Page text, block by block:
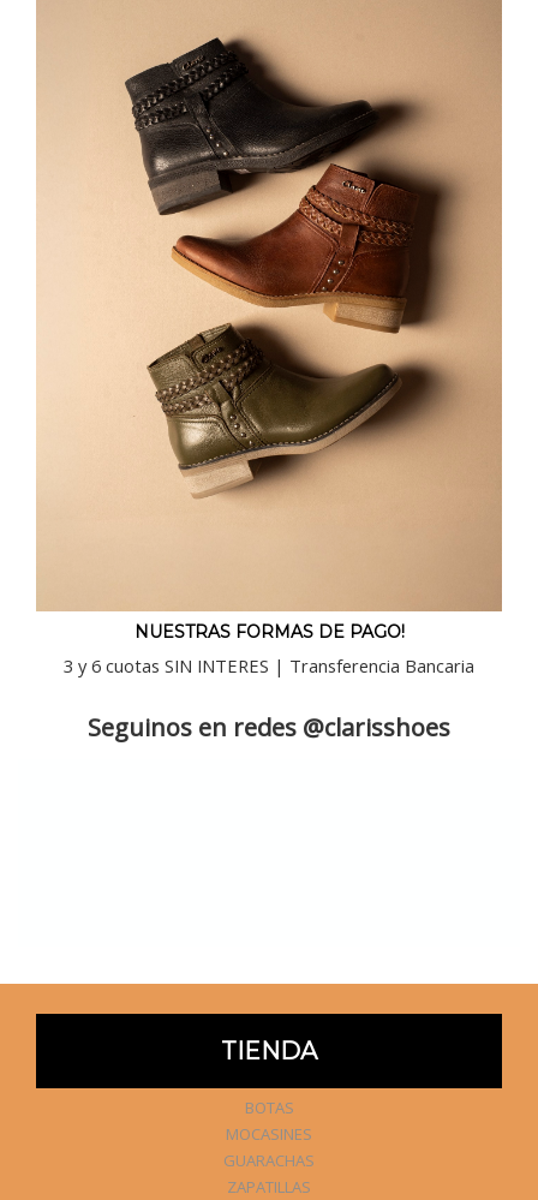
NUESTRAS FORMAS DE PAGO!
3 y 6 cuotas SIN INTERES | Transferencia Bancaria
Seguinos en redes @clarisshoes
TIENDA
BOTAS
MOCASINES
GUARACHAS
ZAPATILLAS